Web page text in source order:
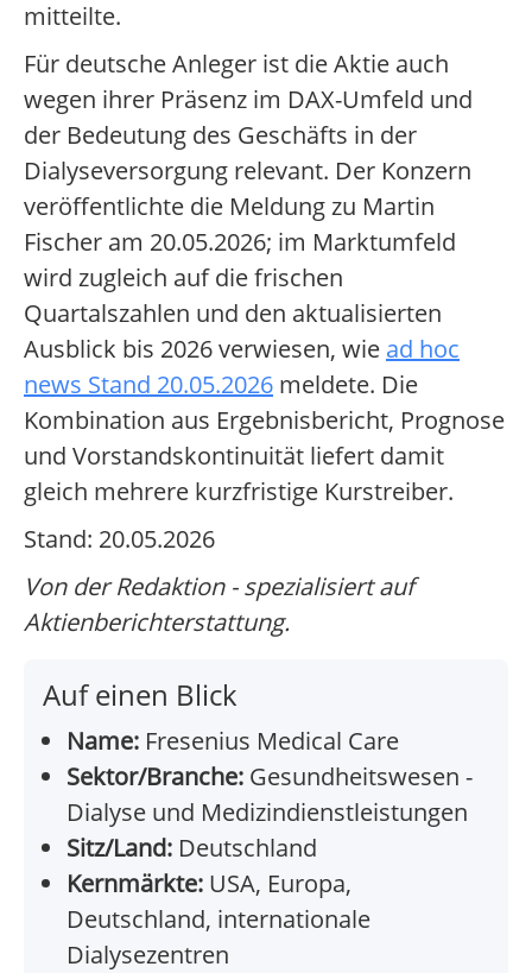
mitteilte.
Für deutsche Anleger ist die Aktie auch
wegen ihrer Präsenz im DAX-Umfeld und
der Bedeutung des Geschäfts in der
Dialyseversorgung relevant. Der Konzern
veröffentlichte die Meldung zu Martin
Fischer am 20.05.2026; im Marktumfeld
wird zugleich auf die frischen
Quartalszahlen und den aktualisierten
Ausblick bis 2026 verwiesen, wie ad hoc
news Stand 20.05.2026 meldete. Die
Kombination aus Ergebnisbericht, Prognose
und Vorstandskontinuität liefert damit
gleich mehrere kurzfristige Kurstreiber.
Stand: 20.05.2026
Von der Redaktion - spezialisiert auf
Aktienberichterstattung.
Auf einen Blick
Name: Fresenius Medical Care
Sektor/Branche: Gesundheitswesen -
Dialyse und Medizindienstleistungen
Sitz/Land: Deutschland
Kernmärkte: USA, Europa,
Deutschland, internationale
Dialysezentren